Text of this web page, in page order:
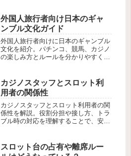
外国人旅行者向け日本のギャ
ンブル文化ガイド
外国人旅行者向けに日本のギャンブル
文化を紹介。パチンコ、競馬、カジノ
の楽しみ方とルールを分かりやすく解
カジノスタッフとスロット利
用者の関係性
カジノスタッフとスロット利用者の関
係性を解説。役割分担や接し方、トラ
ブル時の対応を理解することで、安心
スロット台の占有や離席ルー